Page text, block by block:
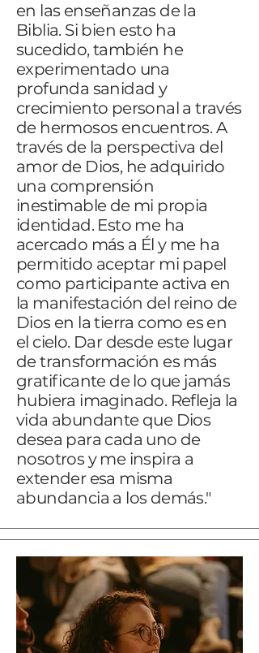
en las enseñanzas de la
Biblia. Si bien esto ha
sucedido, también he
experimentado una
profunda sanidad y
crecimiento personal a través
de hermosos encuentros. A
través de la perspectiva del
amor de Dios, he adquirido
una comprensión
inestimable de mi propia
identidad. Esto me ha
acercado más a Él y me ha
permitido aceptar mi papel
como participante activa en
la manifestación del reino de
Dios en la tierra como es en
el cielo. Dar desde este lugar
de transformación es más
gratificante de lo que jamás
hubiera imaginado. Refleja la
vida abundante que Dios
desea para cada uno de
nosotros y me inspira a
extender esa misma
abundancia a los demás."